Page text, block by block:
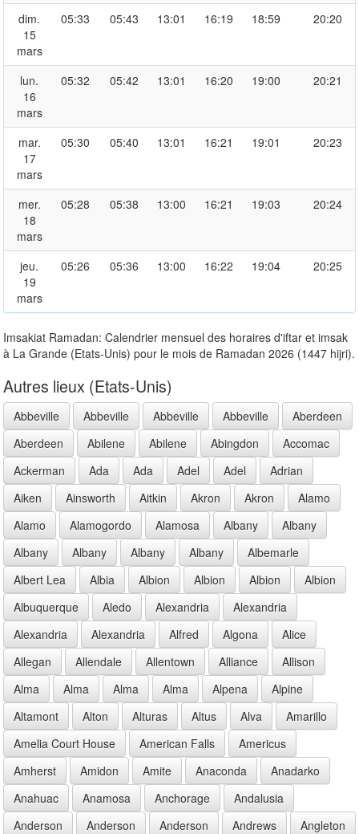
dim.
15
mars
05:33 05:43 13:01 16:19 18:59 20:20
lun.
16
mars
05:32 05:42 13:01 16:20 19:00 20:21
mar.
17
mars
05:30 05:40 13:01 16:21 19:01 20:23
mer.
18
mars
05:28 05:38 13:00 16:21 19:03 20:24
jeu.
19
mars
05:26 05:36 13:00 16:22 19:04 20:25
Imsakiat Ramadan: Calendrier mensuel des horaires d'iftar et imsak
à La Grande (Etats-Unis) pour le mois de Ramadan 2026 (1447 hijri).
Autres lieux (Etats-Unis)
Abbeville Abbeville Abbeville Abbeville
Aberdeen
Aberdeen
Abilene Abilene Abingdon
Accomac
Ackerman
Ada Ada Adel Adel
Adrian
Aiken
Ainsworth Aitkin Akron Akron
Alamo
Alamo
Alamogordo Alamosa Albany
Albany
Albany
Albany Albany Albany
Albemarle
Albert Lea
Albia Albion Albion Albion
Albion
Albuquerque
Aledo Alexandria
Alexandria
Alexandria
Alexandria Alfred Algona
Alice
Allegan
Allendale Allentown Alliance
Allison
Alma
Alma Alma Alma Alpena
Alpine
Altamont
Alton Alturas Altus Alva
Amarillo
Amelia Court House
American Falls
Americus
Amherst
Amidon Amite Anaconda
Anadarko
Anahuac
Anamosa Anchorage
Andalusia
Anderson
Anderson Anderson Andrews
Angleton